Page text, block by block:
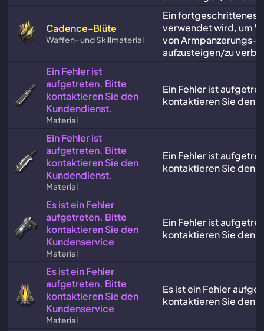
Cadence-Blüte
Waffen- und Skillmaterial
Ein fortgeschrittenes
verwendet wird, um
von Armpanzerungs-
aufzusteigen/zu
Ein Fehler ist
aufgetreten. Bitte
kontaktieren Sie den
Kundendienst.
Material
Ein Fehler ist
kontaktieren Sie den
Ein Fehler ist
aufgetreten. Bitte
kontaktieren Sie den
Kundendienst.
Material
Ein Fehler ist
kontaktieren Sie den
Es ist ein Fehler
aufgetreten. Bitte
kontaktieren Sie den
Kundenservice
Material
Ein Fehler ist
kontaktieren Sie den
Es ist ein Fehler
aufgetreten. Bitte
kontaktieren Sie den
Kundenservice
Material
Es ist ein Fehler
kontaktieren Sie den